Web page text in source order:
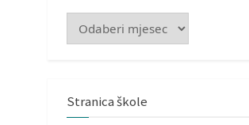
Stranica škole